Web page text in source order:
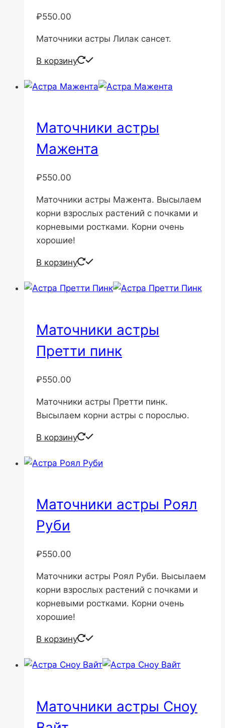
₽550.00
Маточники астры Лилак сансет.
В корзину
Маточники астры
Мажента
₽550.00
Маточники астры Мажента. Высылаем
корни взрослых растений с почками и
корневыми ростками. Корни очень
хорошие!
В корзину
Маточники астры
Претти пинк
₽550.00
Маточники астры Претти пинк.
Высылаем корни астры с порослью.
В корзину
Маточники астры Роял
Руби
₽550.00
Маточники астры Роял Руби. Высылаем
корни взрослых растений с почками и
корневыми ростками. Корни очень
хорошие!
В корзину
Маточники астры Сноу